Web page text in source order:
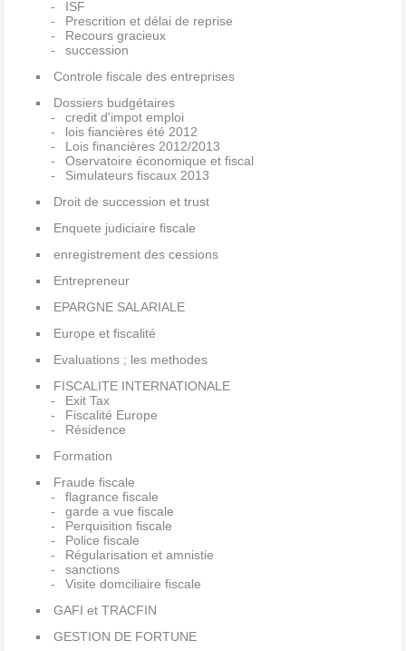
ISF
Prescrition et délai de reprise
Recours gracieux
succession
Controle fiscale des entreprises
Dossiers budgétaires
credit d'impot emploi
lois fiancières été 2012
Lois financières 2012/2013
Oservatoire économique et fiscal
Simulateurs fiscaux 2013
Droit de succession et trust
Enquete judiciaire fiscale
enregistrement des cessions
Entrepreneur
EPARGNE SALARIALE
Europe et fiscalité
Evaluations ; les methodes
FISCALITE INTERNATIONALE
Exit Tax
Fiscalité Europe
Résidence
Formation
Fraude fiscale
flagrance fiscale
garde a vue fiscale
Perquisition fiscale
Police fiscale
Régularisation et amnistie
sanctions
Visite domciliaire fiscale
GAFI et TRACFIN
GESTION DE FORTUNE